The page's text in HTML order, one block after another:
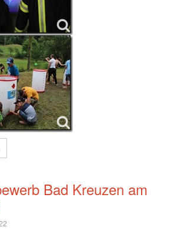
Bad Kreuzen am